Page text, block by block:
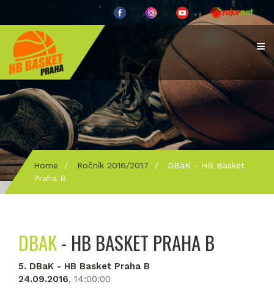
Home / Ročník 2016/2017 /
DBaK - HB Basket
Praha B
DBAK- HB BASKET PRAHA B
5. DBaK - HB Basket Praha B
24.09.2016, 14:00:00